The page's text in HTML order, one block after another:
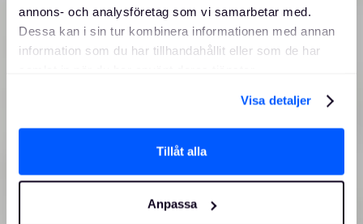
annons- och analysföretag som vi samarbetar med.
Dessa kan i sin tur kombinera informationen med annan
information som du har tillhandahållit eller som de har
Visa detaljer
Tillåt alla
Anpassa